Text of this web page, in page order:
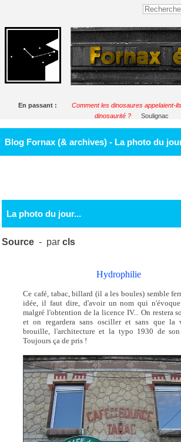
En passant :
Comment les dinosaures appelaient-
dinosaurité ?
Soulignac
Blog Fornax (& archives) - La photo du
La photo du jour...
Source - parcls
Hydrophilie
Ce café, tabac, billard (il a les boules) semble
idée, il faut dire, d'avoir un nom qui
malgré l'obtention de la licence IV... On restera
et on regardera sans osciller et sans que la
brouille, l'architecture et la typo 1930 de son
Toujours ça de pris !